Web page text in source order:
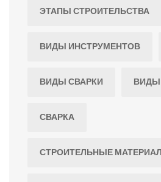
ЭТАПЫ СТРОИТЕЛЬСТВА
ВИДЫ ИНСТРУМЕНТОВ
ВИДЫ СВАРКИ ВИДЫ
СВАРКА
СТРОИТЕЛЬНЫЕ